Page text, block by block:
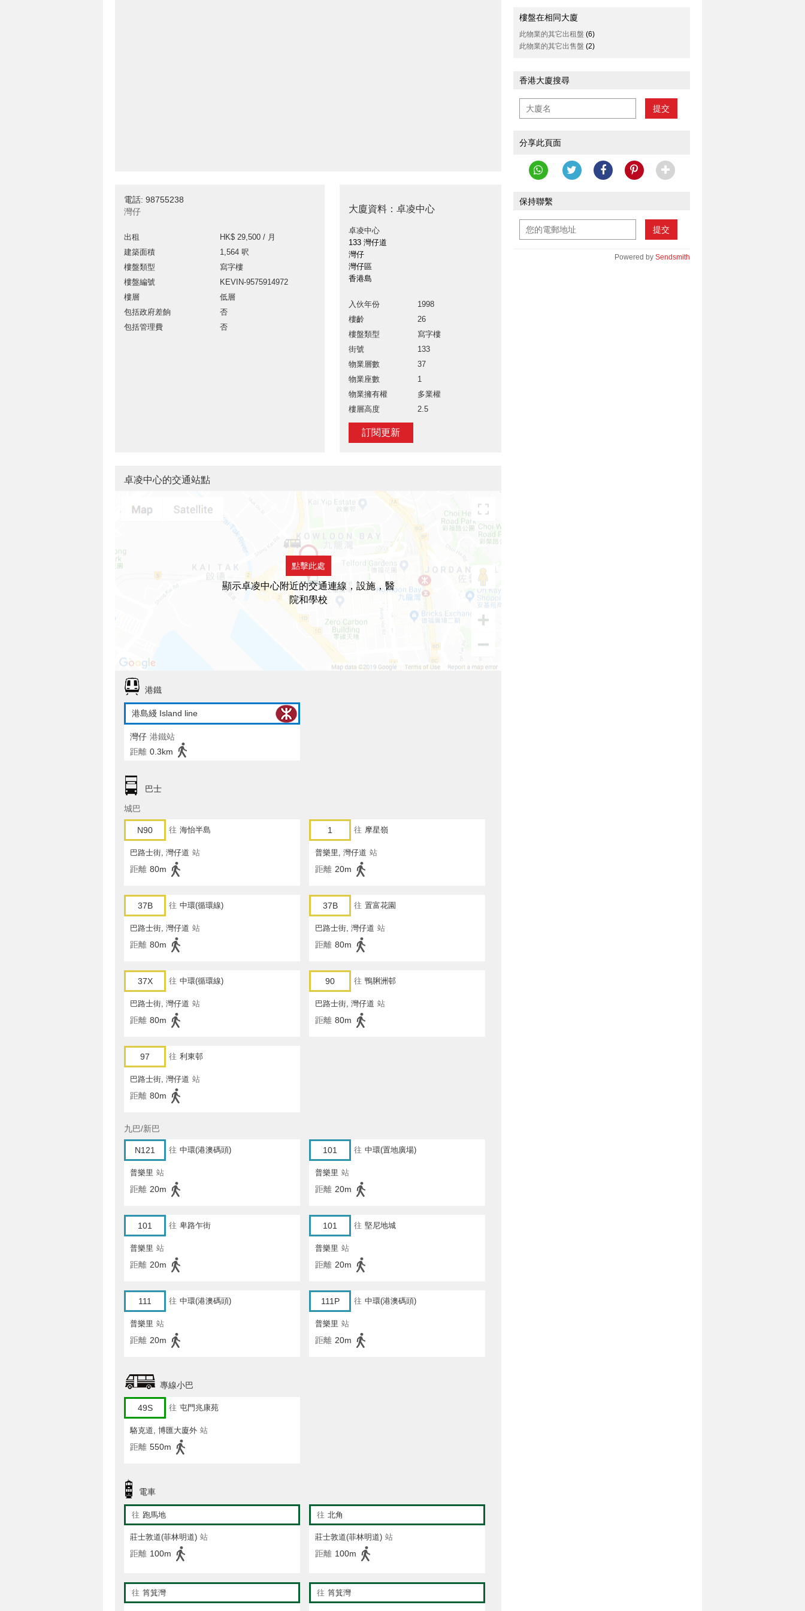
電話: 98755238
灣仔
出租
HK$ 29,500 / 月
建築面積
1,564 呎
樓盤類型
寫字樓
樓盤編號
KEVIN-9575914972
樓層
低層
包括政府差餉
否
包括管理費
否
大廈資料：卓凌中心
卓凌中心
133 灣仔道
灣仔
灣仔區
香港島
入伙年份
1998
樓齡
26
樓盤類型
寫字樓
街號
133
物業層數
37
物業座數
1
物業擁有權
多業權
樓層高度
2.5
訂閱更新
樓盤在相同大廈
此物業的其它出租盤 (6)
此物業的其它出售盤 (2)
香港大廈搜尋
提交
分享此頁面
保持聯繫
提交
Powered by Sendsmith
卓凌中心的交通站點
點擊此處
顯示卓凌中心附近的交通連線，設施，醫
院和學校
港鐵
港島綫 Island line
灣仔 港鐵站
距離 0.3km
巴士
城巴
N90 往 海怡半島
巴路士街, 灣仔道 站
距離 80m
1 往 摩星嶺
普樂里, 灣仔道 站
距離 20m
37B 往 中環(循環線)
巴路士街, 灣仔道 站
距離 80m
37B 往 置富花園
巴路士街, 灣仔道 站
距離 80m
37X 往 中環(循環線)
巴路士街, 灣仔道 站
距離 80m
90 往 鴨脷洲邨
巴路士街, 灣仔道 站
距離 80m
97 往 利東邨
巴路士街, 灣仔道 站
距離 80m
九巴/新巴
N121 往 中環(港澳碼頭)
普樂里 站
距離 20m
101 往 中環(置地廣場)
普樂里 站
距離 20m
101 往 卑路乍街
普樂里 站
距離 20m
101 往 堅尼地城
普樂里 站
距離 20m
111 往 中環(港澳碼頭)
普樂里 站
距離 20m
111P 往 中環(港澳碼頭)
普樂里 站
距離 20m
專線小巴
49S 往 屯門兆康苑
駱克道, 博匯大廈外 站
距離 550m
電車
往 跑馬地
莊士敦道(菲林明道) 站
距離 100m
往 北角
莊士敦道(菲林明道) 站
距離 100m
往 筲箕灣 往 筲箕灣